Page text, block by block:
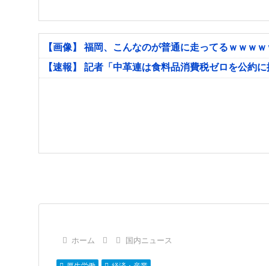
【画像】 福岡、こんなのが普通に走ってるｗｗｗ
【速報】 記者「中革連は食料品消費税ゼロを公約
ホーム 国内ニュース